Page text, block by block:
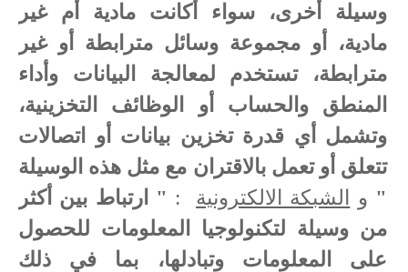
وسيلة أخرى، سواء أكانت مادية أم غير
مادية، أو مجموعة وسائل مترابطة أو غير
مترابطة، تستخدم لمعالجة البيانات وأداء
المنطق والحساب أو الوظائف التخزينية،
وتشمل أي قدرة تخزين بيانات أو اتصالات
تتعلق أو تعمل بالاقتران مع مثل هذه الوسيلة
" و الشبكة الالكترونية : " ارتباط بين أكثر
من وسيلة لتكنولوجيا المعلومات للحصول
على المعلومات وتبادلها، بما في ذلك